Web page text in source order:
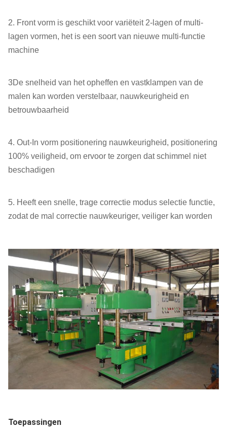
2. Front vorm is geschikt voor variëteit 2-lagen of multi-
lagen vormen, het is een soort van nieuwe multi-functie
machine
3De snelheid van het opheffen en vastklampen van de
malen kan worden verstelbaar, nauwkeurigheid en
betrouwbaarheid
4. Out-In vorm positionering nauwkeurigheid, positionering
100% veiligheid, om ervoor te zorgen dat schimmel niet
beschadigen
5. Heeft een snelle, trage correctie modus selectie functie,
zodat de mal correctie nauwkeuriger, veiliger kan worden
Toepassingen